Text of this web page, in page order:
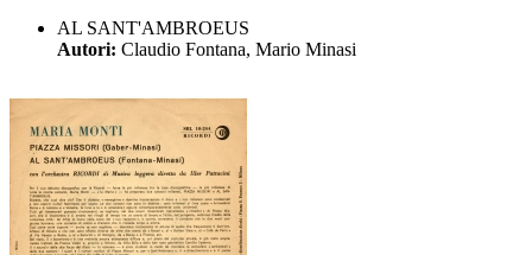
AL SANT'AMBROEUS
Autori: Claudio Fontana, Mario Minasi